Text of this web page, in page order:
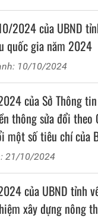
2024 của UBND
quốc gia năm 2024
10/10/2024
của Sở Thông
thông sửa đổi
số tiêu chí của
một số tiêu chí
đoạn 2021 -
21/10/2024
của UBND tỉnh
xây dựng nông